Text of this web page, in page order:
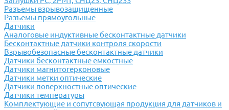
Разъемы взрывозащищенные
Разъемы прямоугольные
Датчики
Аналоговые индуктивные бесконтактные датчики
Бесконтактные датчики контроля скорости
Взрывобезопасные бесконтактные датчики
Датчики бесконтактные емкостные
Датчики магнитогерконовые
Датчики метки оптические
Датчики поверхностные оптические
Датчики температуры
Комплектующие и сопутсвующая продукция для датчиков и